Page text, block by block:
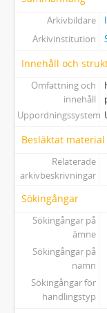
Arkivbildare
Arkivinstitution
Innehåll och
Omfattning och
innehåll
Uppordningssystem
Besläktat material
Relaterade
arkivbeskrivningar
Sökingångar
Sökingångar på
ämne
Sökingångar på
namn
Sökingångar för
handlingstyp